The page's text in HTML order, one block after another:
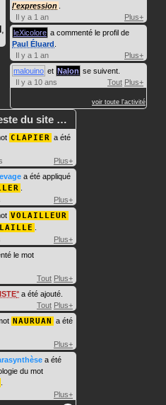
,
l'expression
Il y a 1 an
Plus+
leXicolore a commenté le profil de
Paul Éluard
Il y a 1 an
Plus+
malouino et Nalon se suivent.
Il y a 10 ans
Tout Plus+
voir toute l'activité
du site …
CLAPIER a été
Plus+
a été appliqué
Plus+
VOLAILLEUR
Plus+
le mot
Tout Plus+
a été ajouté.
Tout Plus+
NAURUAN
a été
Plus+
a été
du mot
Plus+